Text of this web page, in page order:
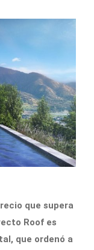
que supera
Roof es
que ordenó a